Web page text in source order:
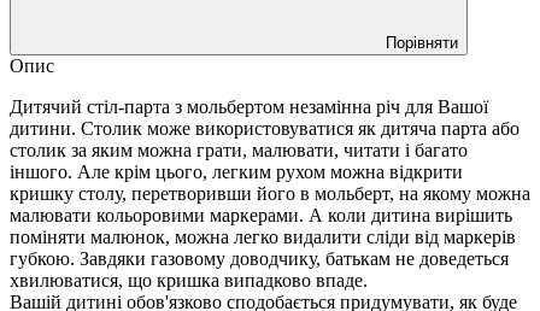
Порівняти
Опис
Дитячий стіл-парта з мольбертом незамінна річ для Вашої
дитини. Столик може використовуватися як дитяча парта або
столик за яким можна грати, малювати, читати і багато
іншого. Але крім цього, легким рухом можна відкрити
кришку столу, перетворивши його в мольберт, на якому можна
малювати кольоровими маркерами. А коли дитина вирішить
поміняти малюнок, можна легко видалити сліди від маркерів
губкою. Завдяки газовому доводчику, батькам не доведеться
хвилюватися, що кришка випадково впаде.
Вашій дитині обов'язково сподобається придумувати, як буде